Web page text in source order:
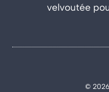
velvoutée
©